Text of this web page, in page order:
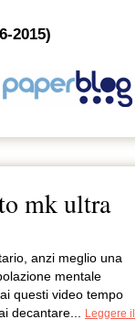
2015)
mk ultra
anzi meglio una
mentale
questi video tempo
decantare...
Leggere il